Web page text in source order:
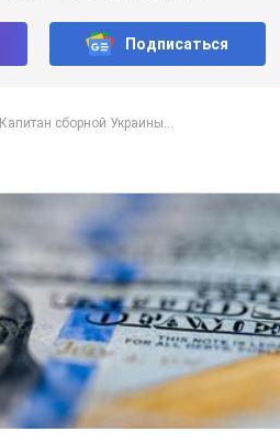
Подписаться
Капитан сборной Украины...